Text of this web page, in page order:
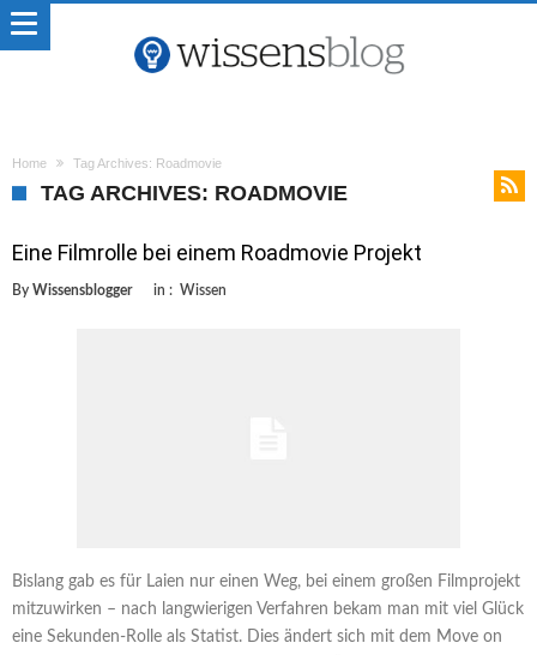
Home Tag Archives: Roadmovie
TAG ARCHIVES: ROADMOVIE
Eine Filmrolle bei einem Roadmovie Projekt
By Wissensblogger in : Wissen
Bislang gab es für Laien nur einen Weg, bei einem großen Filmprojekt
mitzuwirken – nach langwierigen Verfahren bekam man mit viel Glück
eine Sekunden-Rolle als Statist. Dies ändert sich mit dem Move on